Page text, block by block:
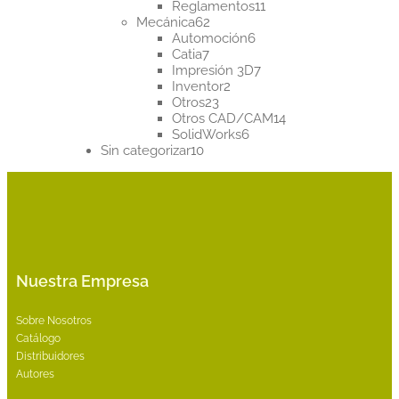
productos
Reglamentos1111
Mecánica6262
productos
Automoción66
Catia77
productos
Impresión 3D77
Inventor22
Otros2323
productos
Otros CAD/CAM1414
SolidWorks66
Sin categorizar1010
Nuestra Empresa
Sobre Nosotros
Catálogo
Distribuidores
Autores